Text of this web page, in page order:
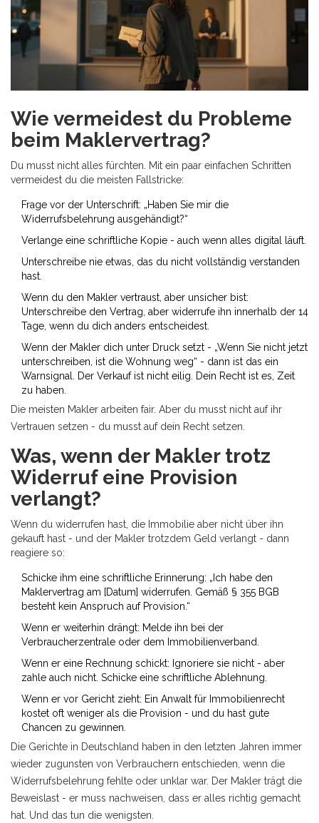
Wie vermeidest du Probleme
beim Maklervertrag?
Du musst nicht alles fürchten. Mit ein paar einfachen Schritten
vermeidest du die meisten Fallstricke:
Frage vor der Unterschrift: „Haben Sie mir die
Widerrufsbelehrung ausgehändigt?“
Verlange eine schriftliche Kopie - auch wenn alles digital läuft.
Unterschreibe nie etwas, das du nicht vollständig verstanden
hast.
Wenn du den Makler vertraust, aber unsicher bist:
Unterschreibe den Vertrag, aber widerrufe ihn innerhalb der 14
Tage, wenn du dich anders entscheidest.
Wenn der Makler dich unter Druck setzt - „Wenn Sie nicht jetzt
unterschreiben, ist die Wohnung weg“ - dann ist das ein
Warnsignal. Der Verkauf ist nicht eilig. Dein Recht ist es, Zeit
zu haben.
Die meisten Makler arbeiten fair. Aber du musst nicht auf ihr
Vertrauen setzen - du musst auf dein Recht setzen.
Was, wenn der Makler trotz
Widerruf eine Provision
verlangt?
Wenn du widerrufen hast, die Immobilie aber nicht über ihn
gekauft hast - und der Makler trotzdem Geld verlangt - dann
reagiere so:
Schicke ihm eine schriftliche Erinnerung: „Ich habe den
Maklervertrag am [Datum] widerrufen. Gemäß § 355 BGB
besteht kein Anspruch auf Provision.“
Wenn er weiterhin drängt: Melde ihn bei der
Verbraucherzentrale oder dem Immobilienverband.
Wenn er eine Rechnung schickt: Ignoriere sie nicht - aber
zahle auch nicht. Schicke eine schriftliche Ablehnung.
Wenn er vor Gericht zieht: Ein Anwalt für Immobilienrecht
kostet oft weniger als die Provision - und du hast gute
Chancen zu gewinnen.
Die Gerichte in Deutschland haben in den letzten Jahren immer
wieder zugunsten von Verbrauchern entschieden, wenn die
Widerrufsbelehrung fehlte oder unklar war. Der Makler trägt die
Beweislast - er muss nachweisen, dass er alles richtig gemacht
hat. Und das tun die wenigsten.